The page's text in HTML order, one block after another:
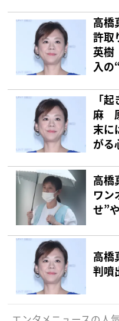
高
許取
英樹
入の
「
麻
末に
がる
高橋
ワン
せ”
高橋
判噴